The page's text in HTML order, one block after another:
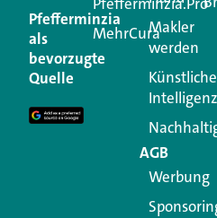
Kommentar
Ihre E-Mail-Adresse wird
Erforderliche Felder sind mit
Kommentar
Pfefferminzia
als
bevorzugte
Quelle
MehrCuraMakler
werden
Künstliche
Intelligenz
AGB
Werbung